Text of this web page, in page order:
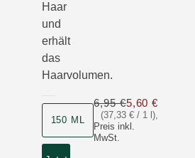
Haar
und
erhält
das
Haarvolumen.
150 ML (37,33 € / 1 l),
Preis inkl.
MwSt.
6,95 €5,60 €Nur